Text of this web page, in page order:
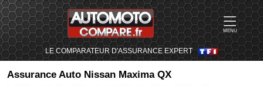
MENU
LE COMPARATEUR D'ASSURANCE EXPERT
Assurance Auto Nissan Maxima QX